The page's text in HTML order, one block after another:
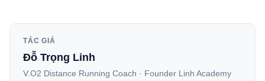
TÁC GIẢ
Đỗ Trọng Linh
V.O2 Distance Running Coach · Founder Linh Academy